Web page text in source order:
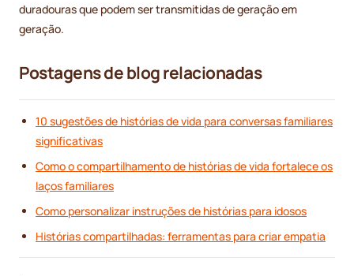
duradouras que podem ser transmitidas de geração em
geração.
Postagens de blog relacionadas
10 sugestões de histórias de vida para conversas familiares
significativas
Como o compartilhamento de histórias de vida fortalece os
laços familiares
Como personalizar instruções de histórias para idosos
Histórias compartilhadas: ferramentas para criar empatia